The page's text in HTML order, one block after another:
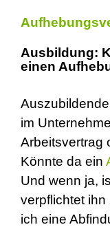
Ausbildung:
einen
im
Arbeitsvertrag
Könnte da ein
Und wenn ja,
verpflichtet
ich eine